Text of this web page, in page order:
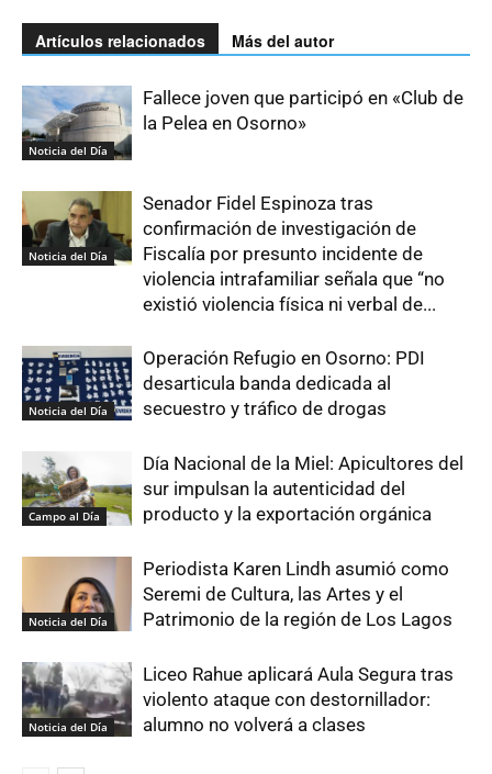
Artículos relacionados Más del autor
Noticia del Día
Fallece joven que participó en «Club de
la Pelea en Osorno»
Noticia del Día
Senador Fidel Espinoza tras
confirmación de investigación de
Fiscalía por presunto incidente de
violencia intrafamiliar señala que “no
existió violencia física ni verbal de...
Noticia del Día
Operación Refugio en Osorno: PDI
desarticula banda dedicada al
secuestro y tráfico de drogas
Campo al Día
Día Nacional de la Miel: Apicultores del
sur impulsan la autenticidad del
producto y la exportación orgánica
Noticia del Día
Periodista Karen Lindh asumió como
Seremi de Cultura, las Artes y el
Patrimonio de la región de Los Lagos
Noticia del Día
Liceo Rahue aplicará Aula Segura tras
violento ataque con destornillador:
alumno no volverá a clases